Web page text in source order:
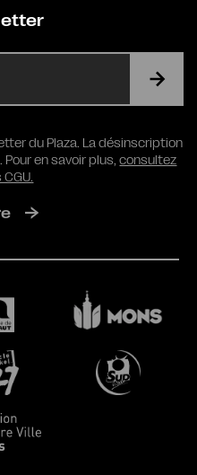
du Plaza. La désinscription
en savoir plus,consultez
CGU.